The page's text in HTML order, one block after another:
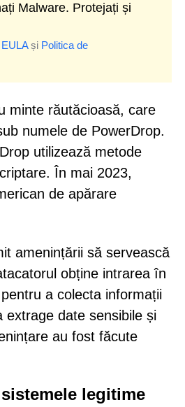
Malware. Protejați și
EULAși Politica de
minte răutăcioasă, care
numele de PowerDrop.
utilizează metode
În mai 2023,
de apărare
amenințării să servească
obține intrarea în
a colecta informații
extrage date sensibile și
au fost făcute
legitime